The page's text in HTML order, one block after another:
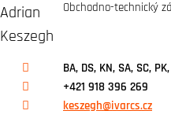
Obchodno-technický
BA, DS, KN, SA, SC,
+421 918 396 269
keszegh@ivarcs.cz